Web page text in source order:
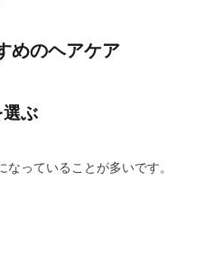
めのヘアケア
ぶ
っていることが多いです。